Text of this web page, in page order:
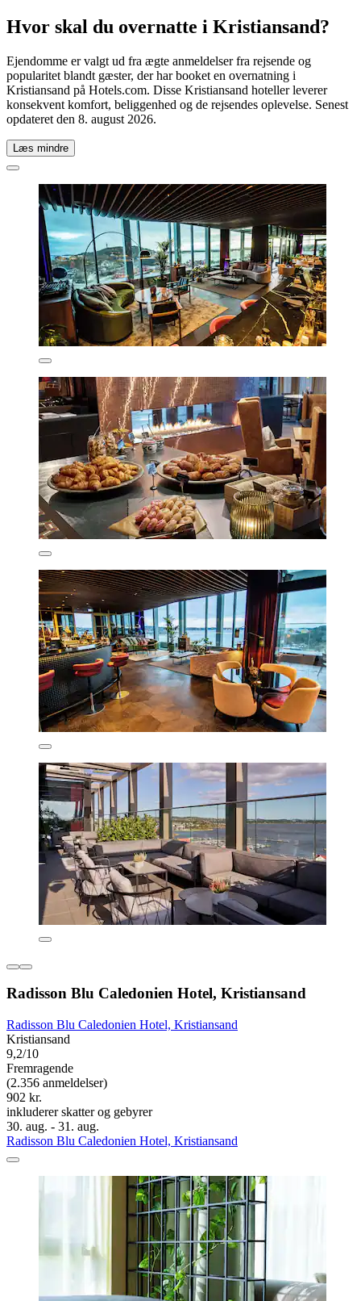
Hvor skal du overnatte i Kristiansand?
Ejendomme er valgt ud fra ægte anmeldelser fra rejsende og
popularitet blandt gæster, der har booket en overnatning i
Kristiansand på Hotels.com. Disse Kristiansand hoteller leverer
konsekvent komfort, beliggenhed og de rejsendes oplevelse. Senest
opdateret den 8. august 2026.
Læs mindre
Radisson Blu Caledonien Hotel, Kristiansand
Radisson Blu Caledonien Hotel, Kristiansand
Kristiansand
9,2/10
Fremragende
(2.356 anmeldelser)
902 kr.
inkluderer skatter og gebyrer
30. aug. - 31. aug.
Radisson Blu Caledonien Hotel, Kristiansand